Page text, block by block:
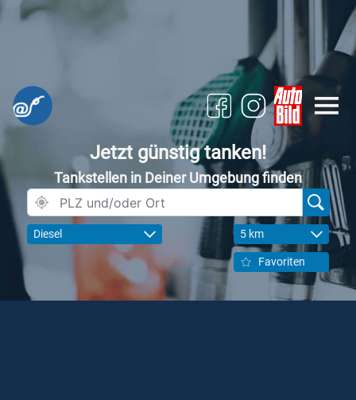
Jetzt günstig tanken!
Tankstellen in Deiner Umgebung finden
Diesel 5 km
Favoriten